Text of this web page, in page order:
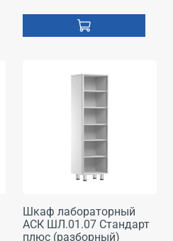
Шкаф лабораторный
АСК ШЛ.01.07 Стандарт
плюс (разборный)